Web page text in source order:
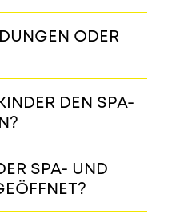
ODER
DEN SPA-
SPA- UND